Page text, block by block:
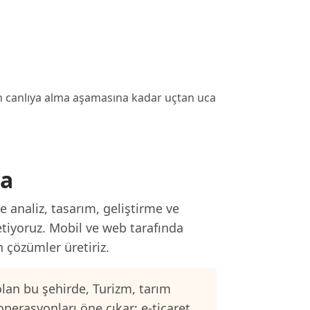
alma aşamasına kadar uçtan uca
analiz, tasarım, geliştirme ve
Mobil ve web tarafında
çözümler üretiriz.
bu şehirde, Turizm, tarım